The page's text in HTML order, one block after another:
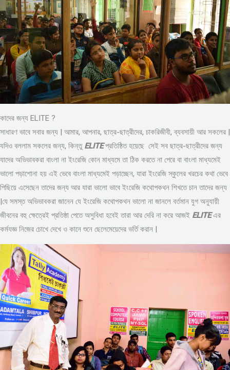
কাদের জন্য ELITE ?
সাধারণ ভাবে সবার জন্য | আমার, আপনার, ছাত্র-ছাত্রীদের, চাকরিজীবী, ব্যবসায়ী আর সকলের |
যদিও বললাম সকলের জন্য, কিন্তু ELITEপ্রতিষ্ঠিত হয়েছে সেই সব ছাত্র-ছাত্রীদের জন্য
যাদের অভিভাবকরা বাংলা না ইংরেজি কোন মাধ্যমে তা ঠিক করতে না পেরে বা বাংলা মাধ্যমেই
ভালো পড়াশোনা হয় এই ভেবে বাংলা মাধ্যমেই পড়াচ্ছেন, যারা ইংরেজি স্কুলের খরচের কথা ভেবে
পিছিয়ে এসেছেন তাদের জন্য আর যারা ভালো ভাবে ইংরেজি কথোপকথন শিখতে চান তাদের জন্য
|যে সমস্ত অভিভাবকরা জানেন যে ইংরেজি কথোপকথন ভালো না জানলে বর্তমান যুগ অনুযায়ী
জীবনের বহু ক্ষেত্রেই প্রতিষ্ঠা পেতে অসুবিধা হবেই তারা আর দেরি না করে আজই ELITEএর
কর্মযজ্ঞ নিজের চোখে দেখে ও কানে শুনে ছেলেমেয়েদের ভর্তি করান |